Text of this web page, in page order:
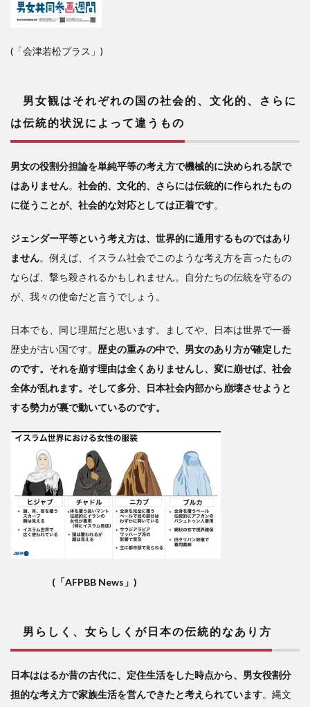
本の
あり
(「会津若松プラス」)
男女観はそれぞれの国の社会的、文化的、さらに
は伝統的状況によって違うもの
男女の役割分担論を単純平等の考え方で機械的に決められる訳で
はありません。 社会的、文化的、さらには伝統的に作られたもの
に従うことが、社会的な対応としては正着です。
ジェンダー平等という考え方は、世界的に通用するものではあり
ません。例えば、イスラム社会でこのような考え方を言ったもの
ならば、撃ち殺されるかもしれません。自分たちの伝統を守るの
が、我々の使命だと言うでしょう。
日本でも、同じ理屈だと思います。ましてや、日本は世界で一番
歴史が古い国です。 歴史の重みの中で、男女のあり方が確定した
のです。それを崩す理由は全くありませんし、変に崩せば、社会
全体が乱れます。そして多分、日本社会内部から崩壊させようと
する勢力が裏で動いているのです。
(「AFPBB News」)
男らしく、女らしくが日本の伝統的なあり方
日本ははるか昔の古代に、定住生活をした時点から、男女役割分
担的な考え方で家族生活を営んできたと考えられています。縄文